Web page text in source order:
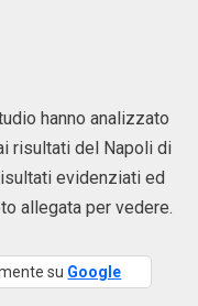
hanno analizzato
risultati del Napoli di
evidenziati ed
allegata per vedere.
su Google